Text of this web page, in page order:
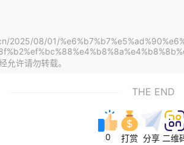
2025/08/01/
允许请勿转载。
THE END
0 打赏 分享 二维